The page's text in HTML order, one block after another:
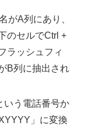
がA列にあり、
のセルでCtrl +
ラッシュフィ
B列に抽出され
いう電話番号か
」に変換